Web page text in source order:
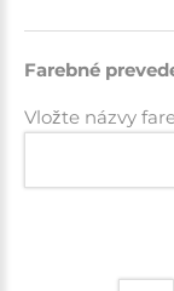
Farebné
Vložte názvy